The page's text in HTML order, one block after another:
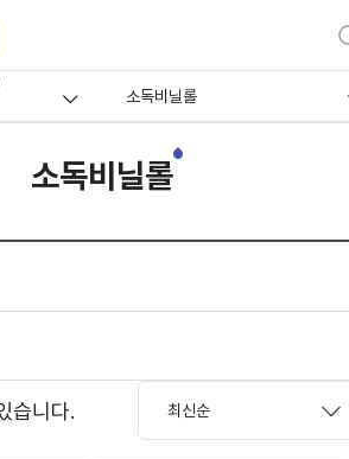
소독비닐롤
소독비닐롤
습니다.